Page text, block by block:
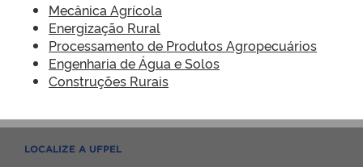
Mecânica Agrícola
Energização Rural
Processamento de Produtos Agropecuários
Engenharia de Água e Solos
Construções Rurais
LOCALIZE A UFPEL